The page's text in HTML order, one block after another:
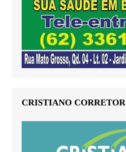
CRISTIANO CORRETOR